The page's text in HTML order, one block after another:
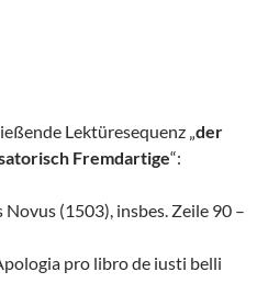
Lektüresequenz „der
Fremdartige“:
(1503), insbes. Zeile 90 –
pro libro de iusti belli